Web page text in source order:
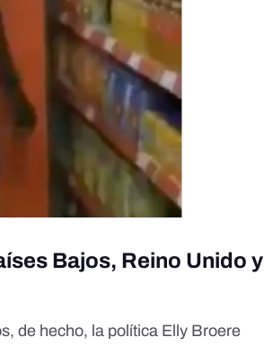
Bajos, Reino Unido y
de hecho, la política Elly Broere